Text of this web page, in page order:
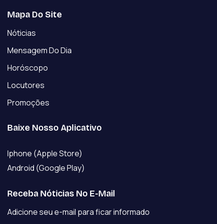
Mapa Do Site
Nóticias
Mensagem Do Dia
Horóscopo
Locutores
Promoções
Baixe Nosso Aplicativo
Iphone (Apple Store)
Android (Google Play)
Receba Nóticias No E-Mail
Adicione seu e-mail para ficar informado